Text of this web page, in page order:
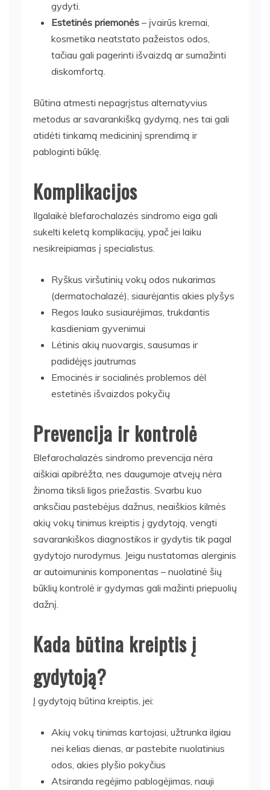
gydyti.
Estetinės priemonės – įvairūs kremai,
kosmetika neatstato pažeistos odos,
tačiau gali pagerinti išvaizdą ar sumažinti
diskomfortą.
Būtina atmesti nepagrįstus alternatyvius
metodus ar savarankišką gydymą, nes tai gali
atidėti tinkamą medicininį sprendimą ir
pabloginti būklę.
Komplikacijos
Ilgalaikė blefarochalazės sindromo eiga gali
sukelti keletą komplikacijų, ypač jei laiku
nesikreipiamas į specialistus.
Ryškus viršutinių vokų odos nukarimas
(dermatochalazė), siaurėjantis akies plyšys
Regos lauko susiaurėjimas, trukdantis
kasdieniam gyvenimui
Lėtinis akių nuovargis, sausumas ir
padidėjęs jautrumas
Emocinės ir socialinės problemos dėl
estetinės išvaizdos pokyčių
Prevencija ir kontrolė
Blefarochalazės sindromo prevencija nėra
aiškiai apibrėžta, nes daugumoje atvejų nėra
žinoma tiksli ligos priežastis. Svarbu kuo
anksčiau pastebėjus dažnus, neaiškios kilmės
akių vokų tinimus kreiptis į gydytoją, vengti
savarankiškos diagnostikos ir gydytis tik pagal
gydytojo nurodymus. Jeigu nustatomas alerginis
ar autoimuninis komponentas – nuolatinė šių
būklių kontrolė ir gydymas gali mažinti priepuolių
dažnį.
Kada būtina kreiptis į
gydytoją?
Į gydytoją būtina kreiptis, jei:
Akių vokų tinimas kartojasi, užtrunka ilgiau
nei kelias dienas, ar pastebite nuolatinius
odos, akies plyšio pokyčius
Atsiranda regėjimo pablogėjimas, nauji